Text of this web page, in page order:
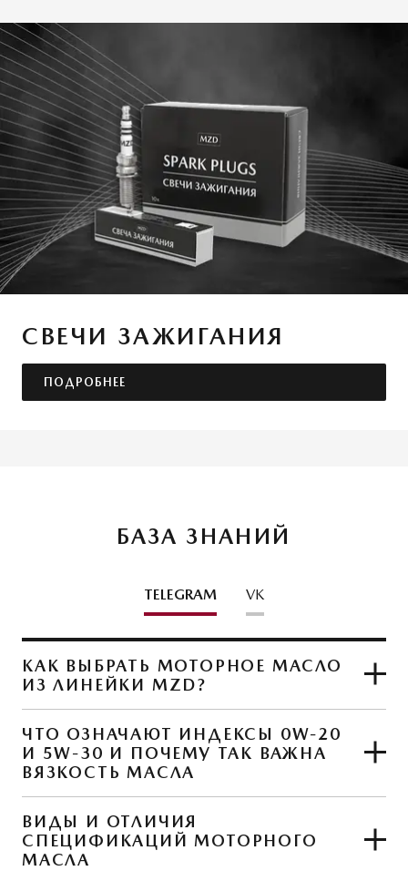
СВЕЧИ ЗАЖИГАНИЯ
ПОДРОБНЕЕ
БАЗА ЗНАНИЙ
TELEGRAM VK
КАК ВЫБРАТЬ МОТОРНОЕ МАСЛО
ИЗ ЛИНЕЙКИ MZD?
ЧИТАТЬ СТАТЬЮ
ЧТО ОЗНАЧАЮТ ИНДЕКСЫ 0W-20
И 5W-30 И ПОЧЕМУ ТАК ВАЖНА
ВЯЗКОСТЬ МАСЛА
ЧИТАТЬ СТАТЬЮ
ВИДЫ И ОТЛИЧИЯ
СПЕЦИФИКАЦИЙ МОТОРНОГО
МАСЛА